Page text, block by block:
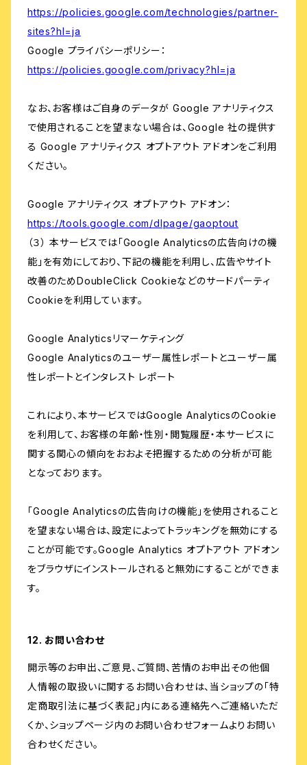
https://policies.google.com/technologies/partner-
sites?hl=ja
Google プライバシーポリシー：
https://policies.google.com/privacy?hl=ja
なお、お客様はご自身のデータが Google アナリティクス
で使用されることを望まない場合は、Google 社の提供す
る Google アナリティクス オプトアウト アドオンをご利用
ください。
Google アナリティクス オプトアウト アドオン：
https://tools.google.com/dlpage/gaoptout
（３） 本サービスでは「Google Analyticsの広告向けの機
能」を有効にしており、下記の機能を利用し、広告やサイト
改善のためDoubleClick Cookieなどのサードパーティ
Cookieを利用しています。
Google Analyticsリマーケティング
Google Analyticsのユーザー属性レポートとユーザー属
性レポートとインタレスト レポート
これにより、本サービスではGoogle AnalyticsのCookie
を利用して、お客様の年齢・性別・閲覧履歴・本サービスに
関する関心の傾向をおおよそ把握するための分析が可能
となっております。
「Google Analyticsの広告向けの機能」を使用されること
を望まない場合は、設定によってトラッキングを無効にする
ことが可能です。Google Analytics オプトアウト アドオン
をブラウザにインストールされると無効にすることができま
す。
12. お問い合わせ
開示等のお申出、ご意見、ご質問、苦情のお申出その他個
人情報の取扱いに関するお問い合わせは、当ショップの「特
定商取引法に基づく表記」内にある連絡先へご連絡いただ
くか、ショップページ内のお問い合わせフォームよりお問い
合わせください。